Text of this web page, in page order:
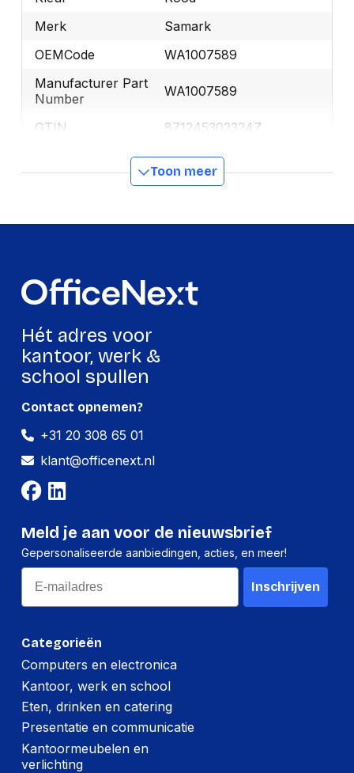
Merk
Samark
OEMCode
WA1007589
Manufacturer Part
Number
WA1007589
GTIN 8712453023247
Productformaat
Gewicht
381 g
Verpakking
Per stuk
Hoeveelheid:
Breedte:
Hoogte:
Lengte:
Gewicht:
381 gram
Hoeveelheid:
20 stuks
Hoogte:
330 millimeter
Lengte:
495 millimeter
Gewicht:
8220 gram
Toon meer
Hét adres voor
kantoor, werk &
school spullen
Categorieën
Computers en electronica
Kantoor, werk en school
Eten, drinken en catering
Presentatie en communicatie
Kantoormeubelen en
verlichting
Contact opnemen?
+31 20 308 65 01
klant@officenext.nl
Meld je aan voor de nieuwsbrief
Gepersonaliseerde aanbiedingen, acties, en meer!
Email
Inschrijven